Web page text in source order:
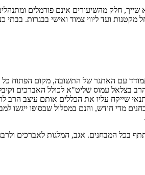
חלק מהשיעורים אינם פורמלים
ועד ליווי צמוד ואישי בבגרות. בבתי
עם האתגר של התשובה, מקום הפתוח כל
בצלאל עמוס שליט"א לכולל האברכים
שייקח עליו את הכללים אותם עיצב הרב
מדי חודש, והנם במסלול שבסופו ייגשו
מתחייב ללימוד של שעות רבות ביום החל משעות הנץ ועד הצהריים, 05:00-